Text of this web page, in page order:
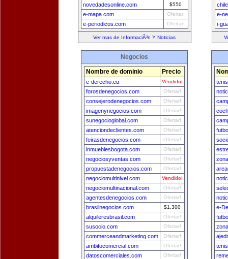
novedadesonline.com $550
e-mapa.com Ofertar!
e-periodicos.com Ofertar!
Ver mas de InformaciÃ³n Y Noticias
e-
i-
Negocios
Nombre de dominio Precio
e-derecho.eu Vendido!
forosdenegocios.com Ofertar!
consejerodenegocios.com Ofertar!
imagenynegocios.com Ofertar!
sunegocioglobal.com Ofertar!
atenciondeclientes.com Ofertar!
feirasdenegocios.com Ofertar!
inmueblesbogota.com Ofertar!
negociosyventas.com Ofertar!
propuestadenegocios.com Ofertar!
negociomultinivel.com Vendido!
negociomultinacional.com Ofertar!
agentesdenegocios.com Ofertar!
brasilnegocios.com $1,300
alquileresbrasil.com Ofertar!
susocio.com Ofertar!
commerceandmarketing.com Ofertar!
ambitocomercial.com Ofertar!
datoscomerciales.com Ofertar!
e-